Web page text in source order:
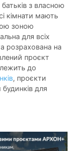
з власною
кімнати мають
зоною
для всіх
розрахована на
проєкт
до
, проєкти
для